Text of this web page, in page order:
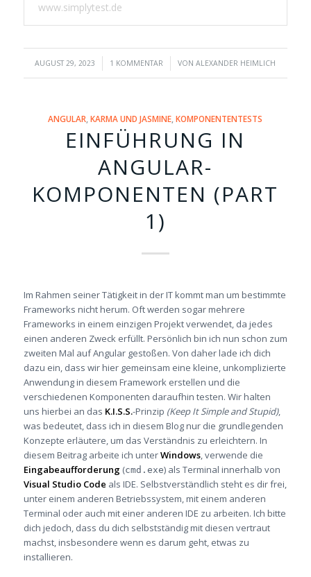
www.simplytest.de
AUGUST 29, 2023
/ 1 KOMMENTAR
/ VONALEXANDER HEIMLICH
ANGULAR ,KARMA UND JASMINE ,KOMPONENTENTESTS
EINFÜHRUNG IN
ANGULAR-
KOMPONENTEN (PART
1)
Im Rahmen seiner Tätigkeit in der IT kommt man um bestimmte
Frameworks nicht herum. Oft werden sogar mehrere
Frameworks in einem einzigen Projekt verwendet, da jedes
einen anderen Zweck erfüllt. Persönlich bin ich nun schon zum
zweiten Mal auf Angular gestoßen. Von daher lade ich dich
dazu ein, dass wir hier gemeinsam eine kleine, unkomplizierte
Anwendung in diesem Framework erstellen und die
verschiedenen Komponenten daraufhin testen. Wir halten
uns hierbei an das K.I.S.S.-Prinzip (Keep It Simple and Stupid),
was bedeutet, dass ich in diesem Blog nur die grundlegenden
Konzepte erläutere, um das Verständnis zu erleichtern. In
diesem Beitrag arbeite ich unterWindows, verwende die
Eingabeaufforderung(cmd.exe) als Terminal innerhalb von
Visual Studio Code als IDE. Selbstverständlich steht es dir frei,
unter einem anderen Betriebssystem, mit einem anderen
Terminal oder auch mit einer anderen IDE zu arbeiten. Ich bitte
dich jedoch, dass du dich selbstständig mit diesen vertraut
machst, insbesondere wenn es darum geht, etwas zu
installieren.